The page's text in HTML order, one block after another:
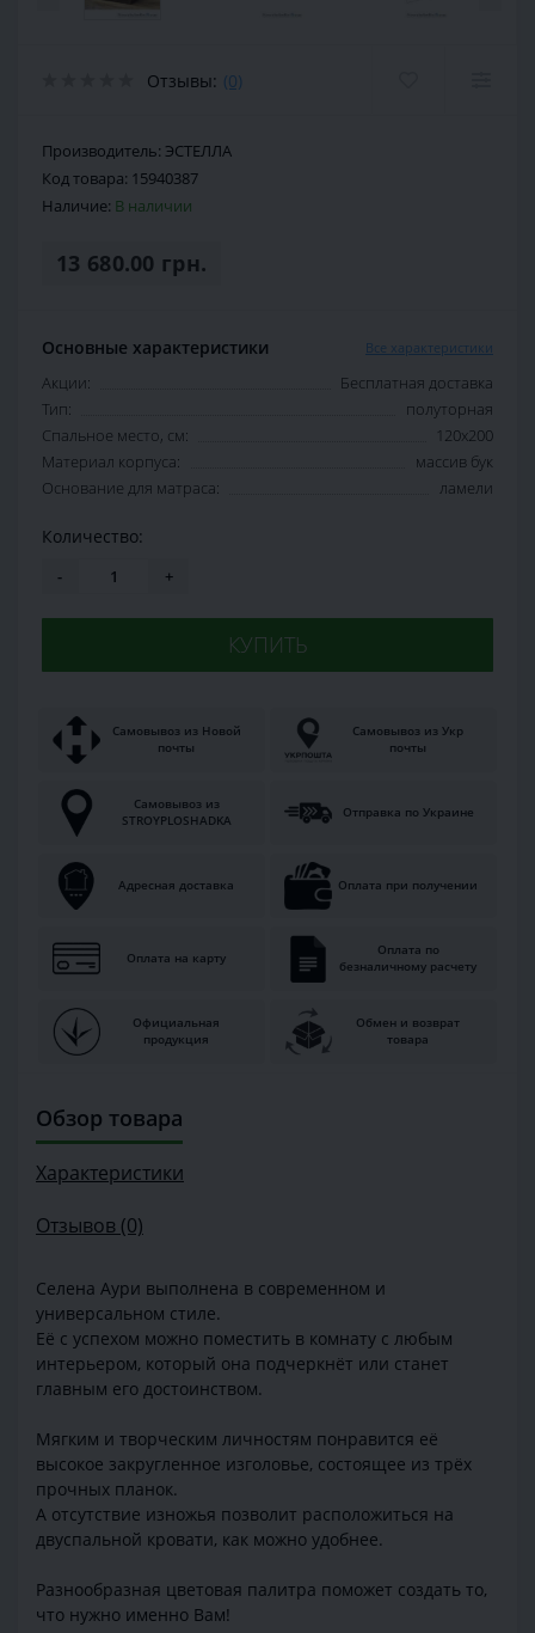
Отзывы: (0)
Производитель: ЭСТЕЛЛА
Код товара: 15940387
Наличие: В наличии
13 680.00 грн.
Основные характеристики Все характеристики
Акции:
Бесплатная доставка
Тип:
полуторная
Спальное место, см:
120х200
Материал корпуса:
массив бук
Основание для матраса:
ламели
Количество:
- +
КУПИТЬ
Самовывоз из Новой
почты
Самовывоз из Укр
почты
Самовывоз из
STROYPLOSHADKA
Отправка по Украине
Адресная доставка Оплата при получении
Оплата на карту
Оплата по
безналичному расчету
Официальная
продукция
Обмен и возврат
товара
Обзор товара
Характеристики
Отзывов (0)
Селена Аури выполнена в современном и
универсальном стиле.
Её с успехом можно поместить в комнату с любым
интерьером, который она подчеркнёт или станет
главным его достоинством.
Мягким и творческим личностям понравится её
высокое закругленное изголовье, состоящее из трёх
прочных планок.
А отсутствие изножья позволит расположиться на
двуспальной кровати, как можно удобнее.
Разнообразная цветовая палитра поможет создать то,
что нужно именно Вам!